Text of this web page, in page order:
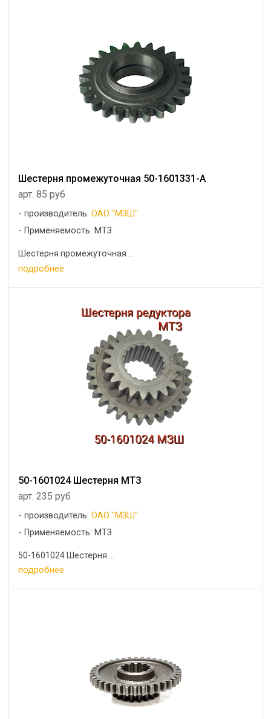
Шестерня промежуточная 50-1601331-А
арт. 85 руб
производитель:ОАО "МЗШ"
Применяемость: МТЗ
Шестерня промежуточная ...
подробнее
50-1601024 Шестерня МТЗ
арт. 235 руб
производитель:ОАО "МЗШ"
Применяемость: МТЗ
50-1601024 Шестерня ...
подробнее